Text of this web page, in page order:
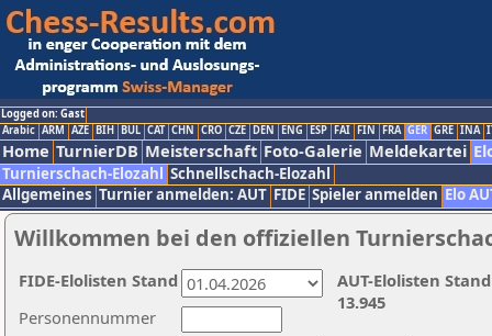
Logged on: Gast
Arabic ARM AZE BIH BUL CAT CHN CRO CZE DEN ENG ESP FAI FIN FRA GER GRE INA
Home TurnierDB Meisterschaft Foto-Galerie Meldekartei
Turnierschach-Elozahl Schnellschach-Elozahl
Allgemeines Turnier anmelden: AUT FIDE Spieler anmelden Elo
Willkommen bei den offiziellen
Personennummer
AUT-Elolisten
13.945
FIDE-Elolisten Stand